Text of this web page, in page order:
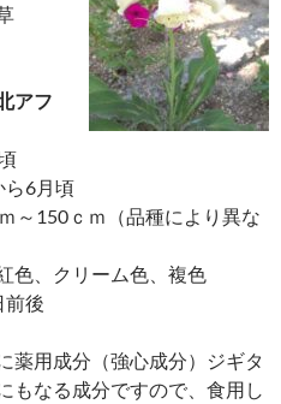
アフ
ら6月頃
～150ｃｍ（品種により異な
色、クリーム色、複色
前後
薬用成分（強心成分）ジギタ
もなる成分ですので、食用し